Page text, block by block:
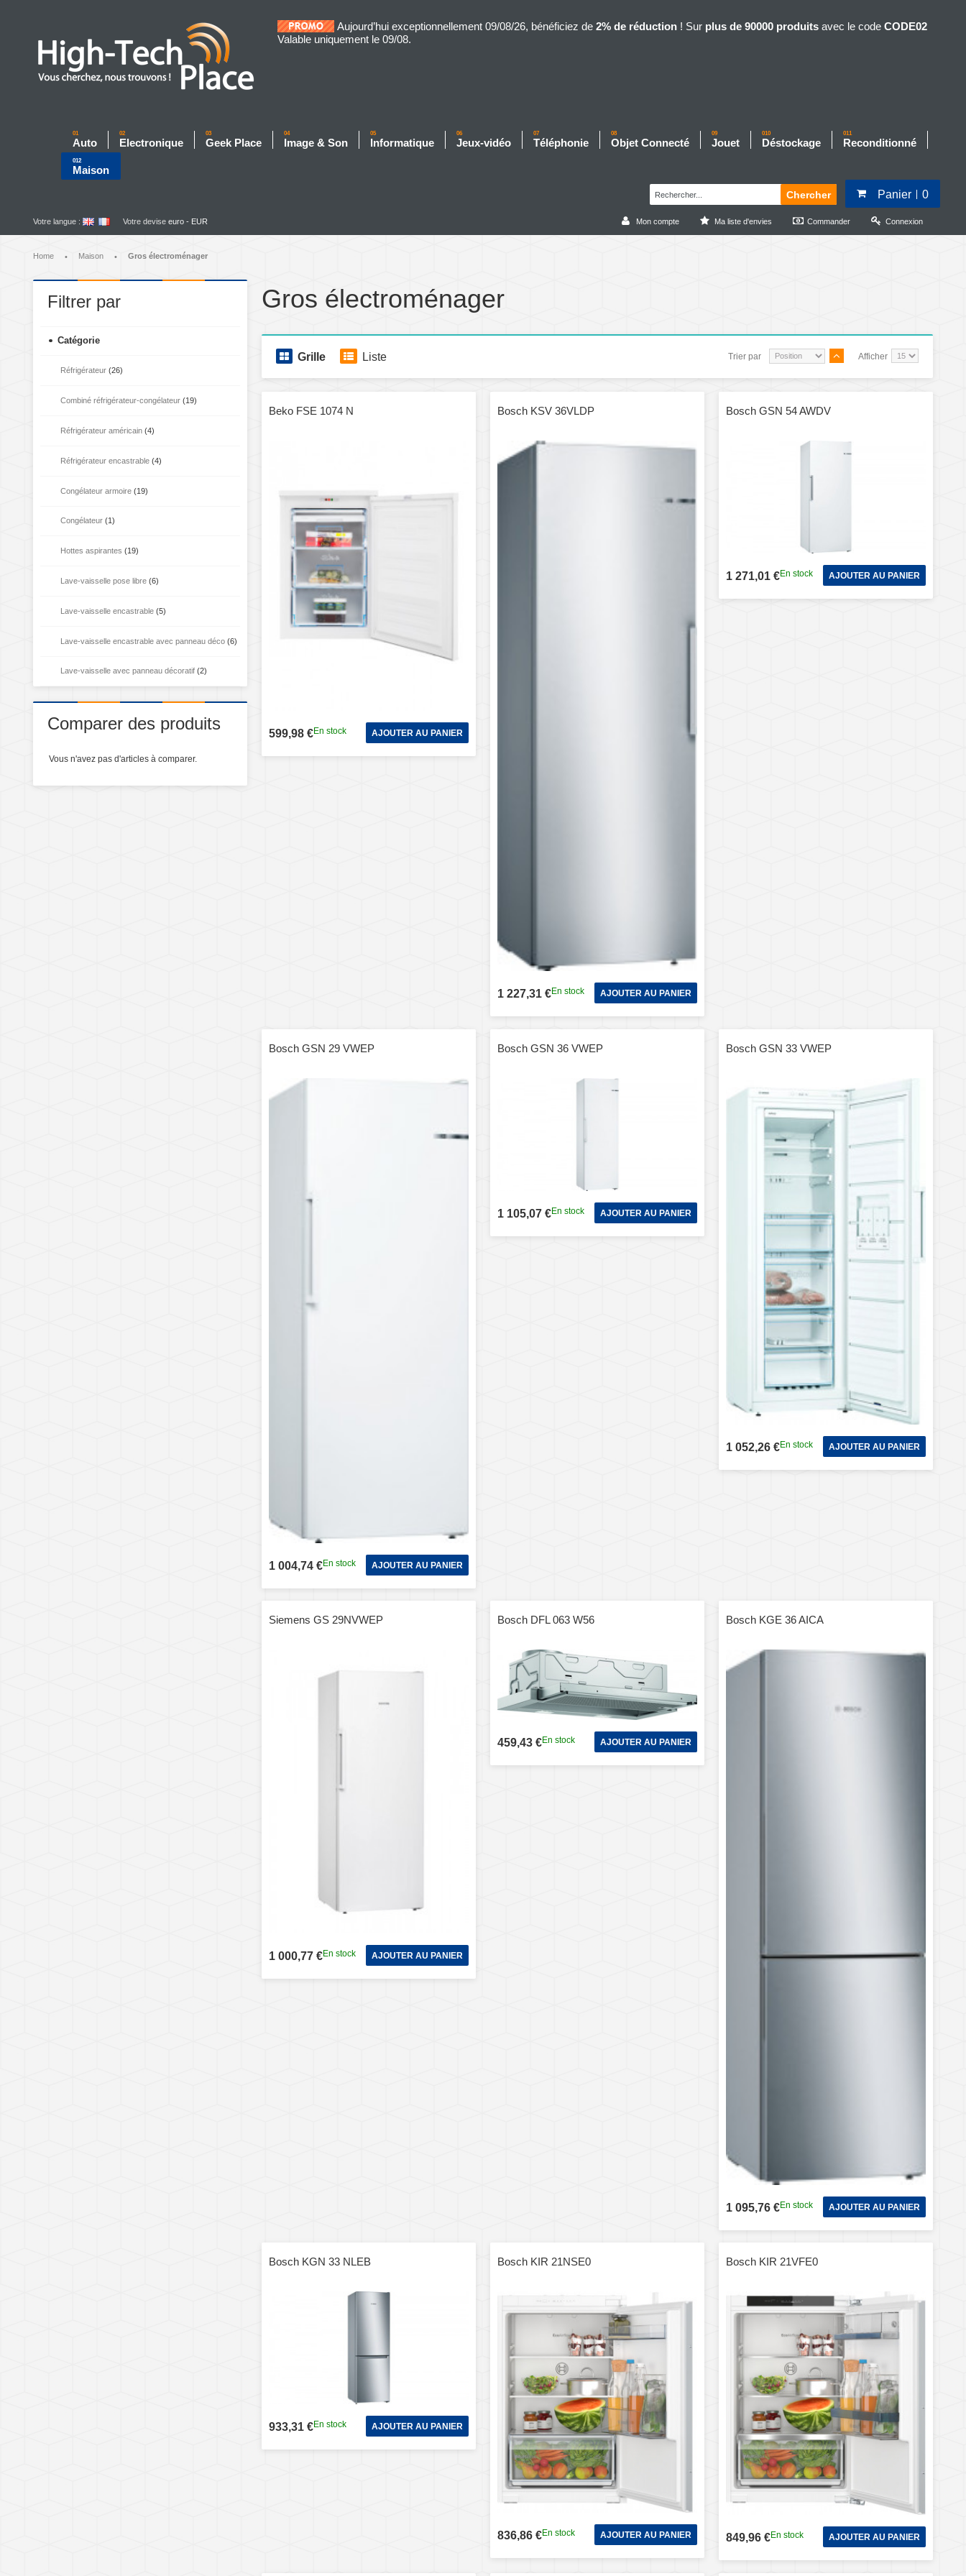
Aujourd’hui exceptionnellement 09/08/26, bénéficiez de 2% de réduction ! Sur plus de 90000 produits avec le code CODE02
Valable uniquement le 09/08.
01
Auto
02
Electronique
03
Geek Place
04
Image & Son
05
Informatique
06
Jeux-vidéo
07
Téléphonie
08
Objet Connecté
09
Jouet
010
Déstockage
011
Reconditionné
012
Maison
Panier
0
Chercher
Mon compte Ma liste d'envies Commander Connexion
Votre langue : Votre devise euro - EUR
Home • Maison • Gros électroménager
Gros électroménager
Grille Liste Afficher
Trier par
Beko FSE 1074 N
599,98 €En stock AJOUTER AU PANIER
Bosch KSV 36VLDP
1 227,31 €En stock AJOUTER AU PANIER
Bosch GSN 54 AWDV
1 271,01 €En stock AJOUTER AU PANIER
Bosch GSN 29 VWEP
1 004,74 €En stock AJOUTER AU PANIER
Bosch GSN 36 VWEP
1 105,07 €En stock AJOUTER AU PANIER
Bosch GSN 33 VWEP
1 052,26 €En stock AJOUTER AU PANIER
Siemens GS 29NVWEP
1 000,77 €En stock AJOUTER AU PANIER
Bosch DFL 063 W56
459,43 €En stock AJOUTER AU PANIER
Bosch KGE 36 AICA
1 095,76 €En stock AJOUTER AU PANIER
Bosch KGN 33 NLEB
933,31 €En stock AJOUTER AU PANIER
Bosch KIR 21NSE0
836,86 €En stock AJOUTER AU PANIER
Bosch KIR 21VFE0
849,96 €En stock AJOUTER AU PANIER
Filtrer par
Catégorie
Réfrigérateur (26)
Combiné réfrigérateur-congélateur (19)
Réfrigérateur américain (4)
Réfrigérateur encastrable (4)
Congélateur armoire (19)
Congélateur (1)
Hottes aspirantes (19)
Lave-vaisselle pose libre (6)
Lave-vaisselle encastrable (5)
Lave-vaisselle encastrable avec panneau déco (6)
Lave-vaisselle avec panneau décoratif (2)
Comparer des produits
Vous n'avez pas d'articles à comparer.